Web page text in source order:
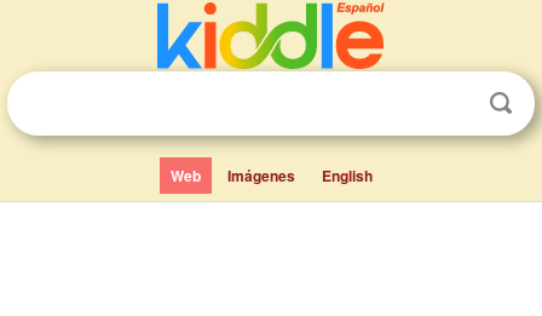
Web Imágenes English